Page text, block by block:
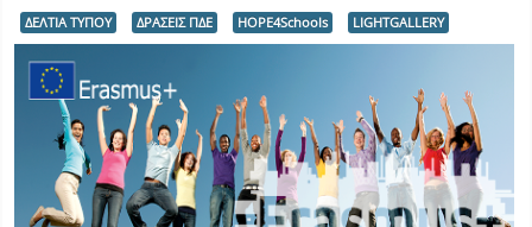
ΔΕΛΤΙΑ ΤΥΠΟΥ ΔΡΑΣΕΙΣ ΠΔΕ HOPE4Schools LIGHTGALLERY